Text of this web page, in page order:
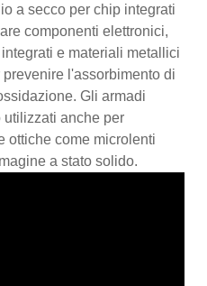
a secco per chip integrati
componenti elettronici,
e materiali metallici
l'assorbimento di
Gli armadi
anche per
ottiche come microlenti
a stato solido.